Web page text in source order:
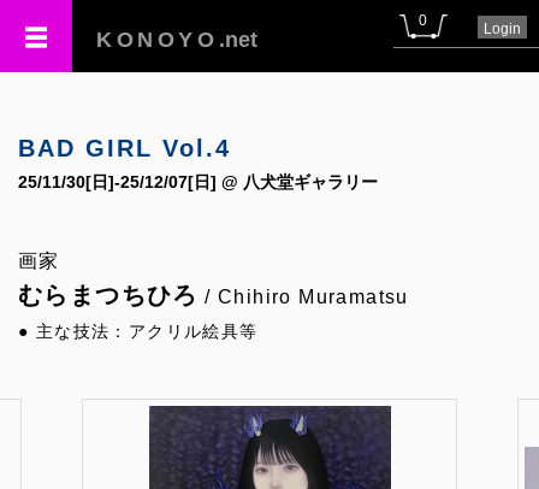
KONOYO .net
0 Login
BAD GIRL Vol.4
25/11/30[日]-25/12/07[日] @ 八犬堂ギャラリー
画家
むらまつちひろ / Chihiro Muramatsu
● 主な技法：アクリル絵具等